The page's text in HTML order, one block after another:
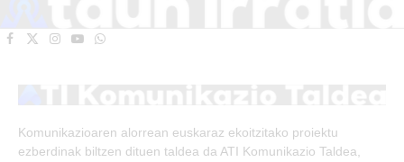
Facebook
X
Instagram
YouTubeWhatsApp
Komunikazioaren alorrean euskaraz ekoitzitako proiektu
ezberdinak biltzen dituen taldea da ATI Komunikazio Taldea,